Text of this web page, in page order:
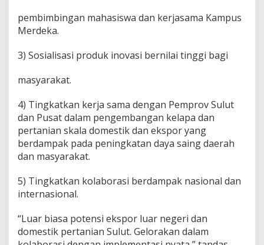
pembimbingan mahasiswa dan kerjasama Kampus
Merdeka.
3) Sosialisasi produk inovasi bernilai tinggi bagi
masyarakat.
4) Tingkatkan kerja sama dengan Pemprov Sulut
dan Pusat dalam pengembangan kelapa dan
pertanian skala domestik dan ekspor yang
berdampak pada peningkatan daya saing daerah
dan masyarakat.
5) Tingkatkan kolaborasi berdampak nasional dan
internasional.
“Luar biasa potensi ekspor luar negeri dan
domestik pertanian Sulut. Gelorakan dalam